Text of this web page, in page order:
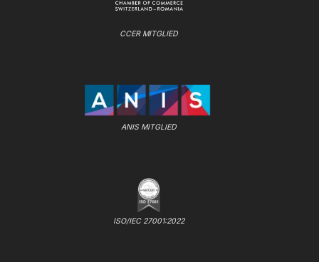
CCER MITGLIED
ANIS MITGLIED
ISO/IEC 27001:2022